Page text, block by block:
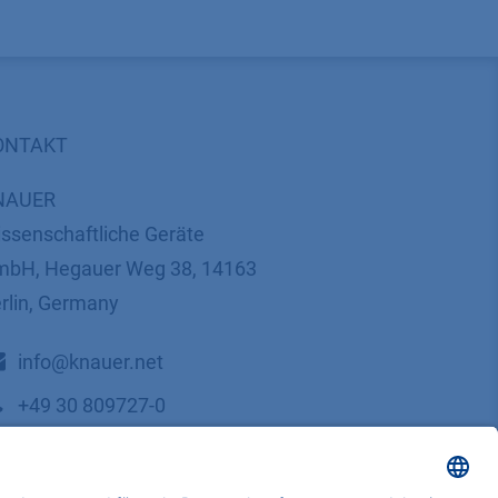
Geräte
Hegauer Weg 38, 14163
Germany
​​​​​​​​​​​​​​i​n​f​o​@​k​n​a​u​e​r​.​n​e​t
+49 30 809727-0